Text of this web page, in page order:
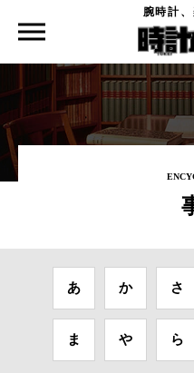
腕時計
クロノグラ
あ か さ
ま や ら